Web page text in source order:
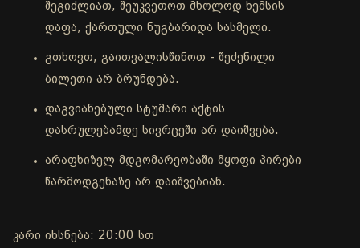
შეგიძლიათ, შეუკვეთოთ მხოლოდ ხემსის
დაფა, ქართული ნუგბარიდა სასმელი.
გთხოვთ, გაითვალისწინოთ - შეძენილი
ბილეთი არ ბრუნდება.
დაგვიანებული სტუმარი აქტის
დასრულებამდე სივრცეში არ დაიშვება.
არაფხიზელ მდგომარეობაში მყოფი პირები
წარმოდგენაზე არ დაიშვებიან.
კარი იხსნება: 20:00 სთ